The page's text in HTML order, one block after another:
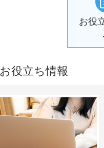
お役
お役立ち情報